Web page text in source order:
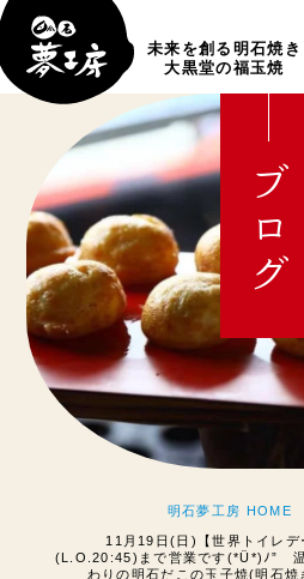
未来を創る明石焼き
大黒堂の福玉焼
ブログ
明石夢工房 HOME
11月19日(日)【世界トイレ
(L.O.20:45)まで営業です(*Ü*)ﾉ”
わりの明石だこの玉子焼(明石